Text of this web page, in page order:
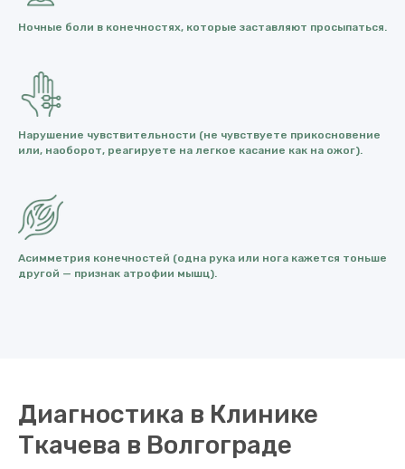
Ночные боли в конечностях, которые заставляют просыпаться.
Нарушение чувствительности (не чувствуете прикосновение
или, наоборот, реагируете на легкое касание как на ожог).
Асимметрия конечностей (одна рука или нога кажется тоньше
другой — признак атрофии мышц).
Диагностика в Клинике
Ткачева в Волгограде